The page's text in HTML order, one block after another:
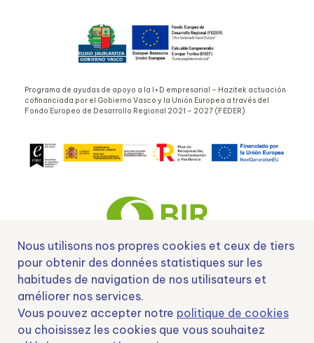
Programa de ayudas de apoyo a la I+D empresarial – Hazitek actuación
cofinanciada por el Gobierno Vasco y la Unión Europea a través del
Fondo Europeo de Desarrollo Regional 2021 – 2027 (FEDER)
Nº EXP 00152378 / SNEO-20222129 Financiado por la Unión Europea –
NextGenerationEU y apoyado por el CDTI.
Nous utilisons nos propres cookies et ceux de tiers
pour obtenir des données statistiques sur les
habitudes de navigation de nos utilisateurs et
améliorer nos services.
Vous pouvez accepter notre politique de cookies
ou choisissez les cookies que vous souhaitez